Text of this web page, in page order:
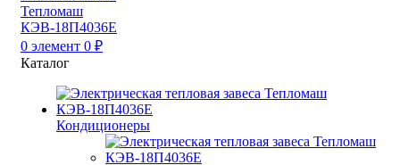
0 элемент 0 ₽
Каталог
Кондиционеры